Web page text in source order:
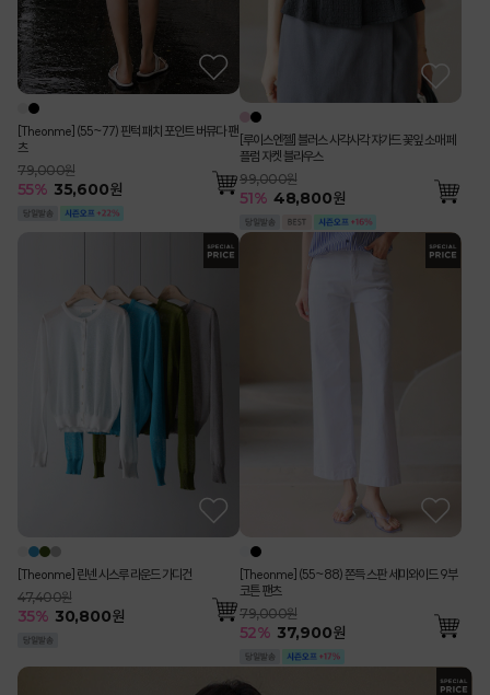
[Theonme] (55~77) 핀턱 패치 포인트 버뮤다 팬
츠
79,000원
55% 35,600원
[루이스엔젤] 블러스 사각사각 쟈가드 꽃잎 소매 페
플럼 자켓 블라우스
99,000원
51% 48,800원
[Theonme] 린넨 시스루 라운드 가디건
47,400원
35% 30,800원
[Theonme] (55~88) 쫀득 스판 세미와이드 9부
코튼 팬츠
79,000원
52% 37,900원